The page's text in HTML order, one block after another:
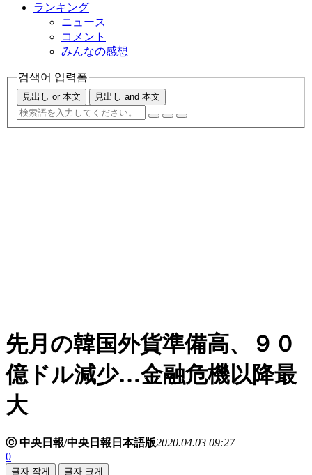
ランキング
ニュース
コメント
みんなの感想
검색어 입력폼
見出し or 本文 見出し and 本文
先月の韓国外貨準備高、９０
億ドル減少…金融危機以降最
大
ⓒ 中央日報/中央日報日本語版2020.04.03 09:27
0
글자 작게 글자 크게